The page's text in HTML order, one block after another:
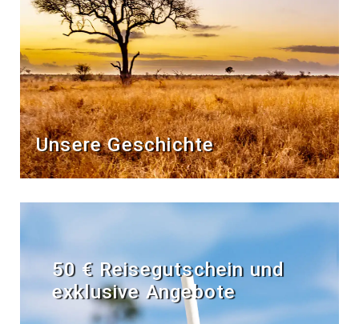
Unsere Geschichte
50 € Reisegutschein und
exklusive Angebote